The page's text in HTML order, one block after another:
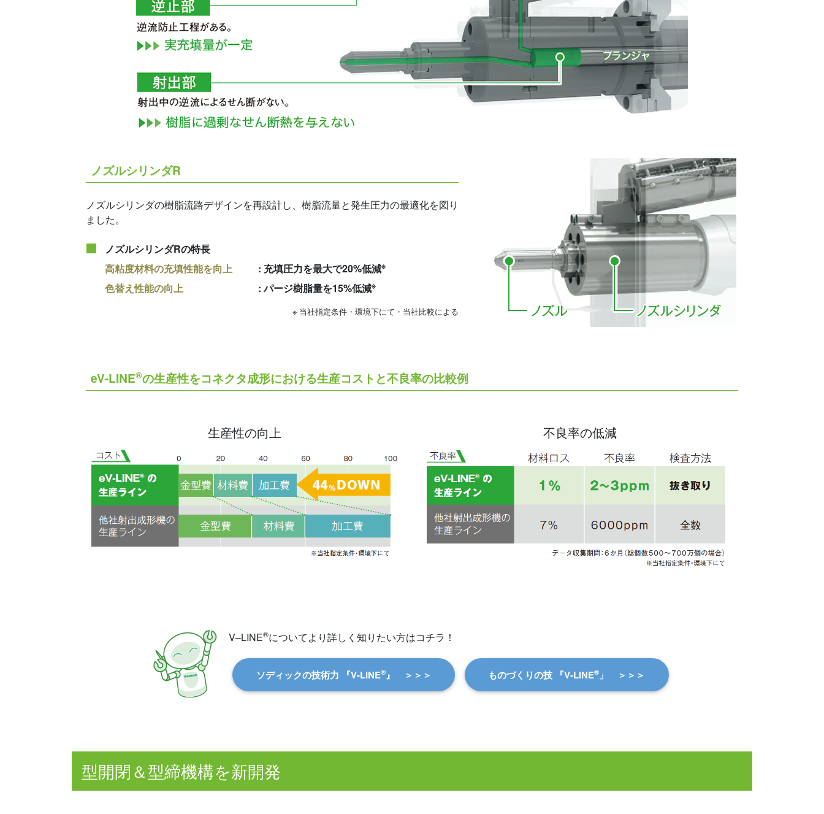
ノズルシリンダR
ノズルシリンダの樹脂流路デザインを再設計し、樹脂流量と発生圧力の最適化を図り
ました。
ノズルシリンダRの特長
高粘度材料の充填性能を向上
充填圧力を最大で20%低減※
色替え性能の向上 パージ樹脂量を15%低減※
※ 当社指定条件・環境下にて・当社比較による
eV-LINE®の生産性をコネクタ成形における生産コストと不良率の比較例
生産性の向上 不良率の低減
V‒LINE®についてより詳しく知りたい方はコチラ！
ソディックの技術力 『V-LINE®』 ＞＞＞ ものづくりの技 『V-LINE® 」 ＞＞＞
型開閉＆型締機構を新開発